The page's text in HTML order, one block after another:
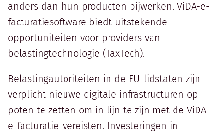
anders dan hun producten bijwerken. ViDA-e-
facturatiesoftware biedt uitstekende
opportuniteiten voor providers van
belastingtechnologie (TaxTech).
Belastingautoriteiten in de EU-lidstaten zijn
verplicht nieuwe digitale infrastructuren op
poten te zetten om in lijn te zijn met de ViDA
e-facturatie-vereisten. Investeringen in